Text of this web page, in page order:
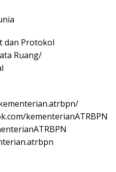
dan Protokol
Ruang/
kementerianATRBPN